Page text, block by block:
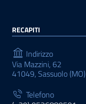
RECAPITI
Indirizzo
Via Mazzini, 62
41049, Sassuolo (MO)
Telefono